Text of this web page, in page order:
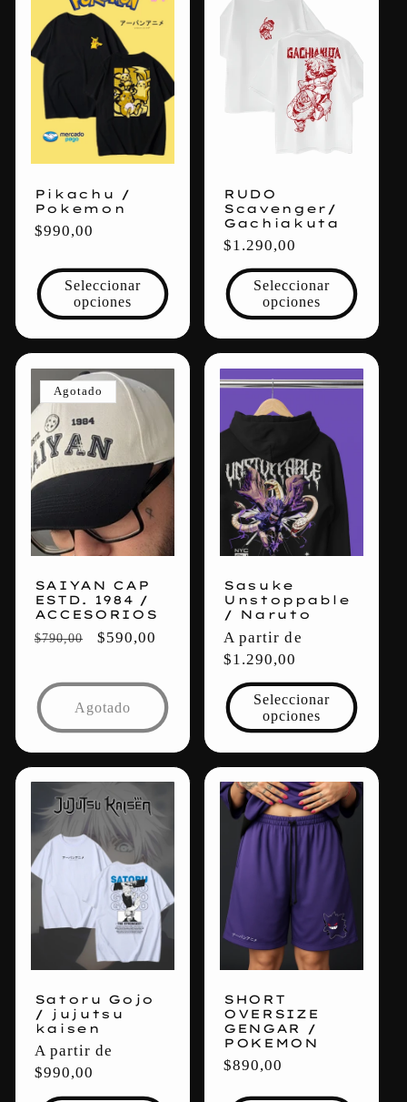
Pikachu /
Pokemon
Precio
$990,00
Seleccionar
opciones
RUDO
Scavenger/
Gachiakuta
Precio
habitual
$1.290,00
Seleccionar
opciones
Agotado
SAIYAN CAP
ESTD. 1984 /
ACCESORIOS
Precio
$790,00
Precio
oferta
$590,00
Agotado
Sasuke
Unstoppable
/ Naruto
Precio
habitual
A partir de
$1.290,00
Seleccionar
opciones
Satoru Gojo
/ jujutsu
kaisen
Precio
habitual
A partir de
$990,00
SHORT
OVERSIZE
GENGAR /
POKEMON
Precio
$890,00